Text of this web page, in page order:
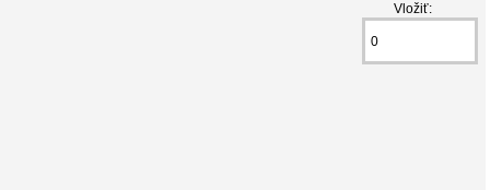
Vložiť: